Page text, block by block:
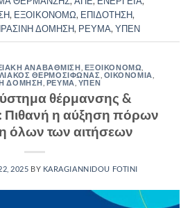
, ΕΞΟΙΚΟΝΟΜΩ, ΕΠΙΔΟΤΗΣΗ,
ΔΟΜΗΣΗ, ΡΕΥΜΑ, ΥΠΕΝ
ΑΝΑΒΑΘΜΙΣΗ ΕΞΟΙΚΟΝΟΜΩ
ΘΕΡΜΟΣΙΦΩΝΑΣ ΟΙΚΟΝΟΜΙΑ
ΔΟΜΗΣΗ ΡΕΥΜΑ ΥΠΕΝ
θέρμανσης &
Πιθανή η αύξηση πόρων
όλων των αιτήσεων
2025 BY KARAGIANNIDOU FOTINI